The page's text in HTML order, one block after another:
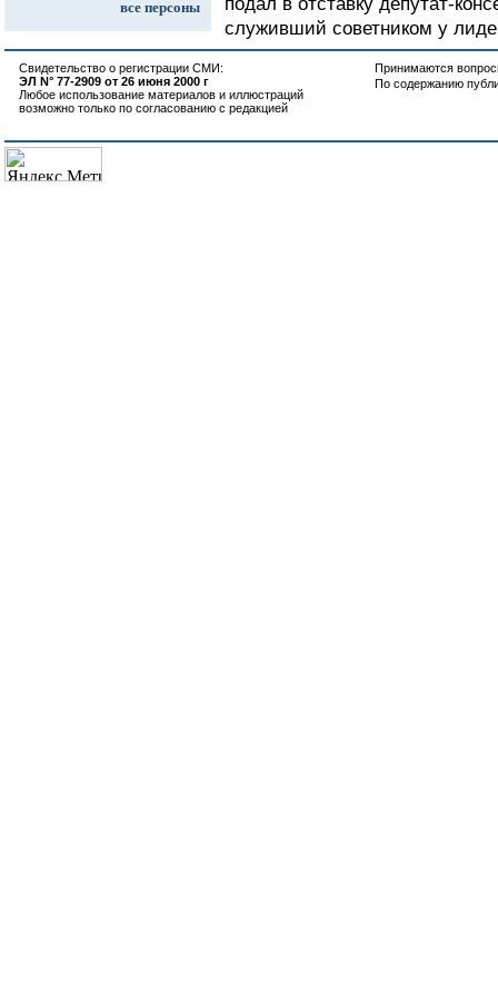
все персоны
служивший советником у
Свидетельство о регистрации СМИ:
ЭЛ N° 77-2909 от 26 июня 2000 г
Любое использование материалов и иллюстраций
возможно только по согласованию с редакцией
Принимаются
По содержанию